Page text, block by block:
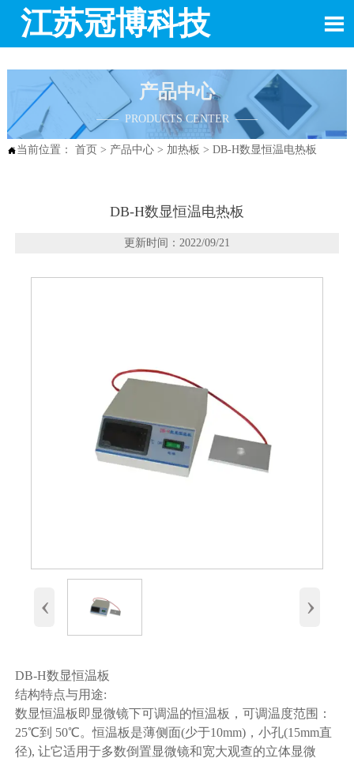
江苏冠博科技 
产品中心
—— PRODUCTS CENTER ——
当前位置： 首页 > 产品中心> 加热板 > DB-H数显恒温电热板
DB-H数显恒温电热板
更新时间：2022/09/21
‹ ›
DB-H数显恒温板
结构特点与用途:
数显恒温板即显微镜下可调温的恒温板，可调温度范围：
25℃到 50℃。恒温板是薄侧面(少于10mm)，小孔(15mm直
径), 让它适用于多数倒置显微镜和宽大观查的立体显微